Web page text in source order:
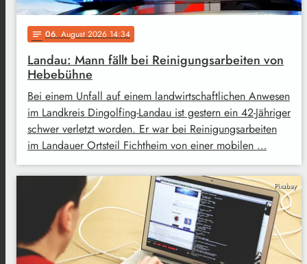
notes 06. August 2026 14:34
Landau: Mann fällt bei Reinigungsarbeiten von
Hebebühne
Bei einem Unfall auf einem landwirtschaftlichen Anwesen
im Landkreis Dingolfing-Landau ist gestern ein 42-Jähriger
schwer verletzt worden. Er war bei Reinigungsarbeiten
im Landauer Ortsteil Fichtheim von einer mobilen …
Pixabay